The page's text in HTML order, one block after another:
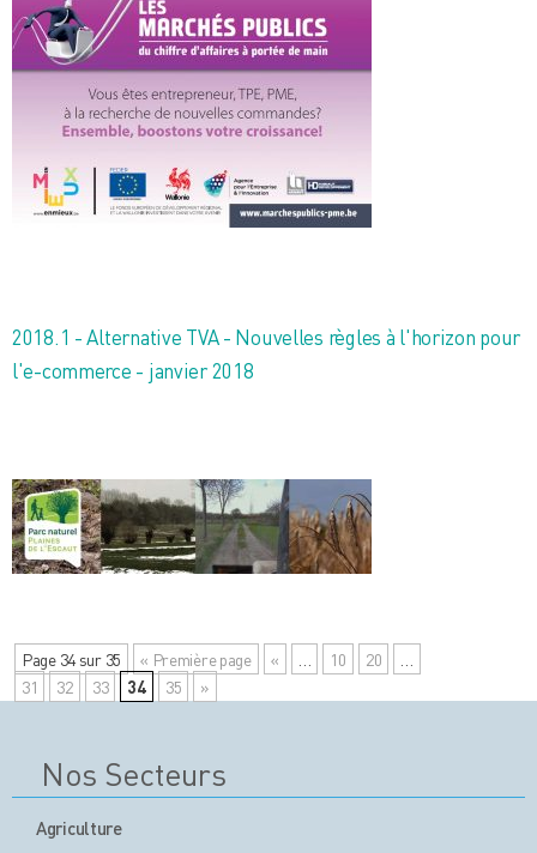
2018.1 - Alternative TVA - Nouvelles règles à l'horizon pour
l'e-commerce - janvier 2018
Page 34 sur 35 « Première page « 10 20
31
32 33 34 35 »
Nos Secteurs
Agriculture